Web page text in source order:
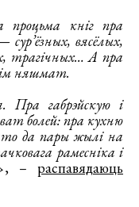
процьма кніг пра
вясёлых,
трагічных… А пра
няшмат.
Пра габрэйскую і
болей: пра кухню
да пары жылі на
рамесніка і
, –распавядаюць